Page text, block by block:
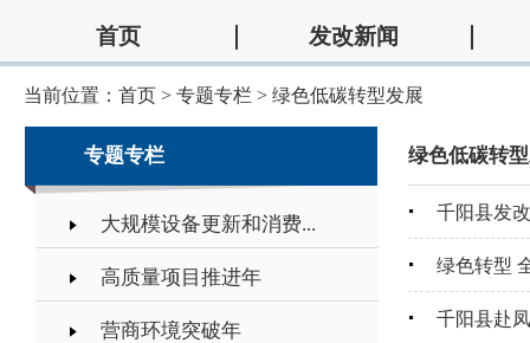
首页 发改新闻
当前位置： 首页 > 专题专栏 > 绿色低碳转型发展
专题专栏
大规模设备更新和消费...
高质量项目推进年
营商环境突破年
绿色低碳转
千阳县发
绿色转型
千阳县赴